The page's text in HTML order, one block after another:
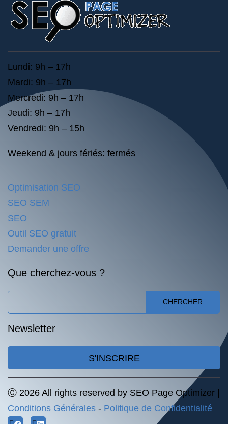
Lundi: 9h – 17h
Mardi: 9h – 17h
Mercredi: 9h – 17h
Jeudi: 9h – 17h
Vendredi: 9h – 15h
Weekend & jours fériés: fermés
Optimisation SEO
SEO SEM
SEO
Outil SEO gratuit
Demander une offre
Que cherchez-vous ?
CHERCHER
Newsletter
S'INSCRIRE
Ⓒ 2026 All rights reserved by SEO Page Optimizer |
Conditions Générales - Politique de Confidentialité